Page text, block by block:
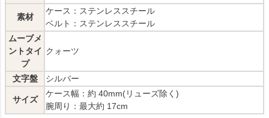
素材
ケース：ステンレススチール
ベルト：ステンレススチール
ムーブメ
ントタイ
プ
クォーツ
文字盤 シルバー
サイズ
ケース幅：約 40mm(リューズ除く)
腕周り：最大約 17cm